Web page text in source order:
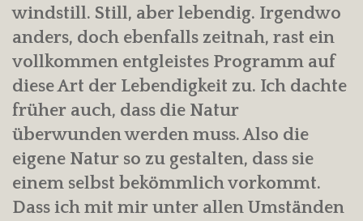
windstill. Still, aber lebendig. Irgendwo
anders, doch ebenfalls zeitnah, rast ein
vollkommen entgleistes Programm auf
diese Art der Lebendigkeit zu. Ich dachte
früher auch, dass die Natur
überwunden werden muss. Also die
eigene Natur so zu gestalten, dass sie
einem selbst bekömmlich vorkommt.
Dass ich mit mir unter allen Umständen